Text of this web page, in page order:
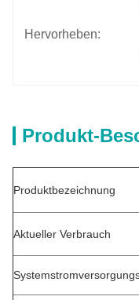
Hervorheben:
Produkt-
Produktbezeichnung
Aktueller Verbrauch